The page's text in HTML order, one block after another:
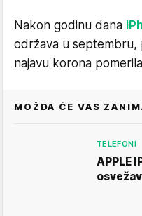
Nakon godinu dana
održava u septembru,
najavu korona
MOŽDA ĆE VAS
TELEFONI
APPLE